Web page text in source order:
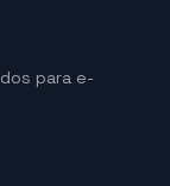
para e-